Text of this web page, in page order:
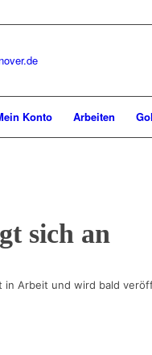
Konto Arbeiten
sich an
in Arbeit und wird bald